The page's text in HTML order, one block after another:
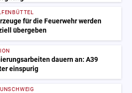
für die Feuerwehr werden
übergeben
dauern an: A39
einspurig